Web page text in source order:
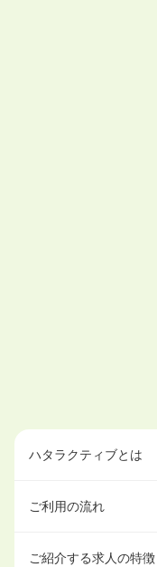
ハタラクティブとは
ご利用の流れ
ご紹介する求人の特徴